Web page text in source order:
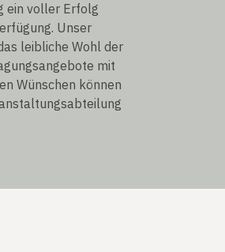
ein voller Erfolg
Unser
leibliche Wohl der
mit
Wünschen können